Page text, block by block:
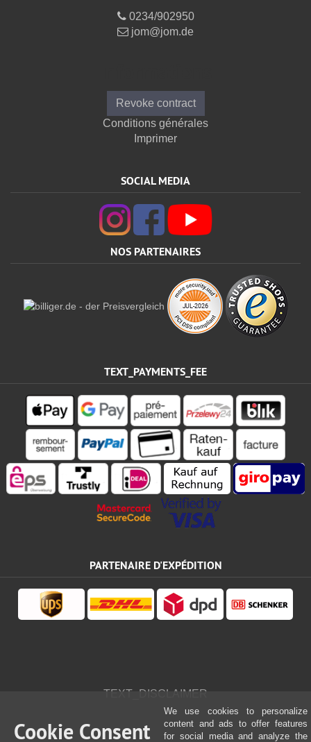
0234/902950
jom@jom.de
Revoke contract
Conditions générales
Imprimer
SOCIAL MEDIA
NOS PARTENAIRES
TEXT_PAYMENTS_FEE
PARTENAIRE D'EXPÉDITION
TEXT_DISCLAIMER
Cookie Consent
We use cookies to personalize
content and ads to offer features
for social media and analyze the